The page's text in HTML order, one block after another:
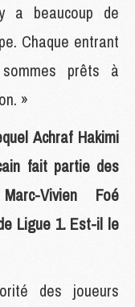
a beaucoup de
Chaque entrant
prêts à
»
Achraf Hakimi
fait partie des
Vivien Foé
Ligue 1. Est-il le
des joueurs